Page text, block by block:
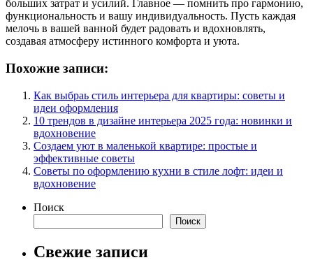
больших затрат и усилий. Главное — помнить про гармонию,
функциональность и вашу индивидуальность. Пусть каждая
мелочь в вашей ванной будет радовать и вдохновлять,
создавая атмосферу истинного комфорта и уюта.
Похожие записи:
Как выбраь стиль интерьера для квартиры: советы и
идеи оформления
10 трендов в дизайне интерьера 2025 года: новинки и
вдохновение
Создаем уют в маленькой квартире: простые и
эффективные советы
Советы по оформлению кухни в стиле лофт: идеи и
вдохновение
Поиск
Поиск
Свежие записи